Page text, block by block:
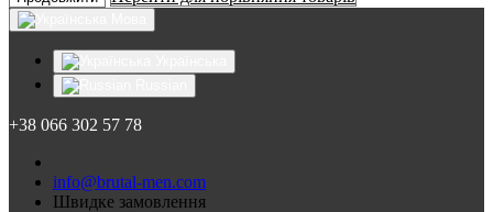
+38 066 302 57 78
info@brutal-men.com
Швидке замовлення